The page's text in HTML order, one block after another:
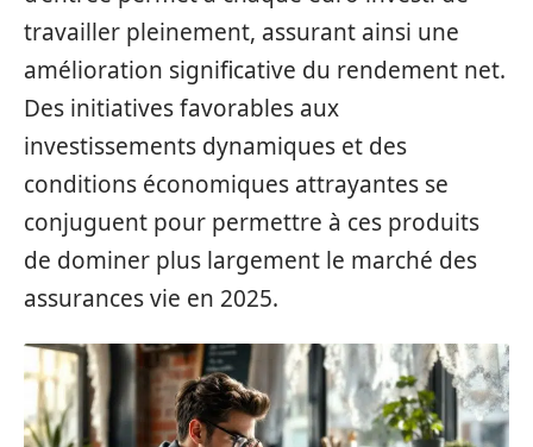
travailler pleinement, assurant ainsi une
amélioration significative du rendement net.
Des initiatives favorables aux
investissements dynamiques et des
conditions économiques attrayantes se
conjuguent pour permettre à ces produits
de dominer plus largement le marché des
assurances vie en 2025.